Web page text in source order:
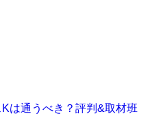
は通うべき？評判&取材班